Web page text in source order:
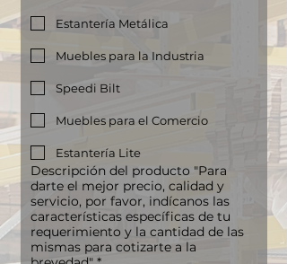
Estantería Metálica
Muebles para la Industria
Speedi Bilt
Muebles para el Comercio
Estantería Lite
Descripción del producto "Para
darte el mejor precio, calidad y
servicio, por favor, indícanos las
características específicas de tu
requerimiento y la cantidad de las
mismas para cotizarte a la